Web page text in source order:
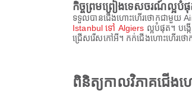
កិច្ចព្រមព្រៀងទេសចរណ៍ល្អបំ
ទទួលបានជើងហោះហើរថោកជាមួយ
Istanbul ទៅ Algiers ល្អបំផុត។ បង្
ជ្រើសរើសកៅអី។ កក់ជើងហោះហើរថោ
ពិនិត្យកាលវិភាគជើ